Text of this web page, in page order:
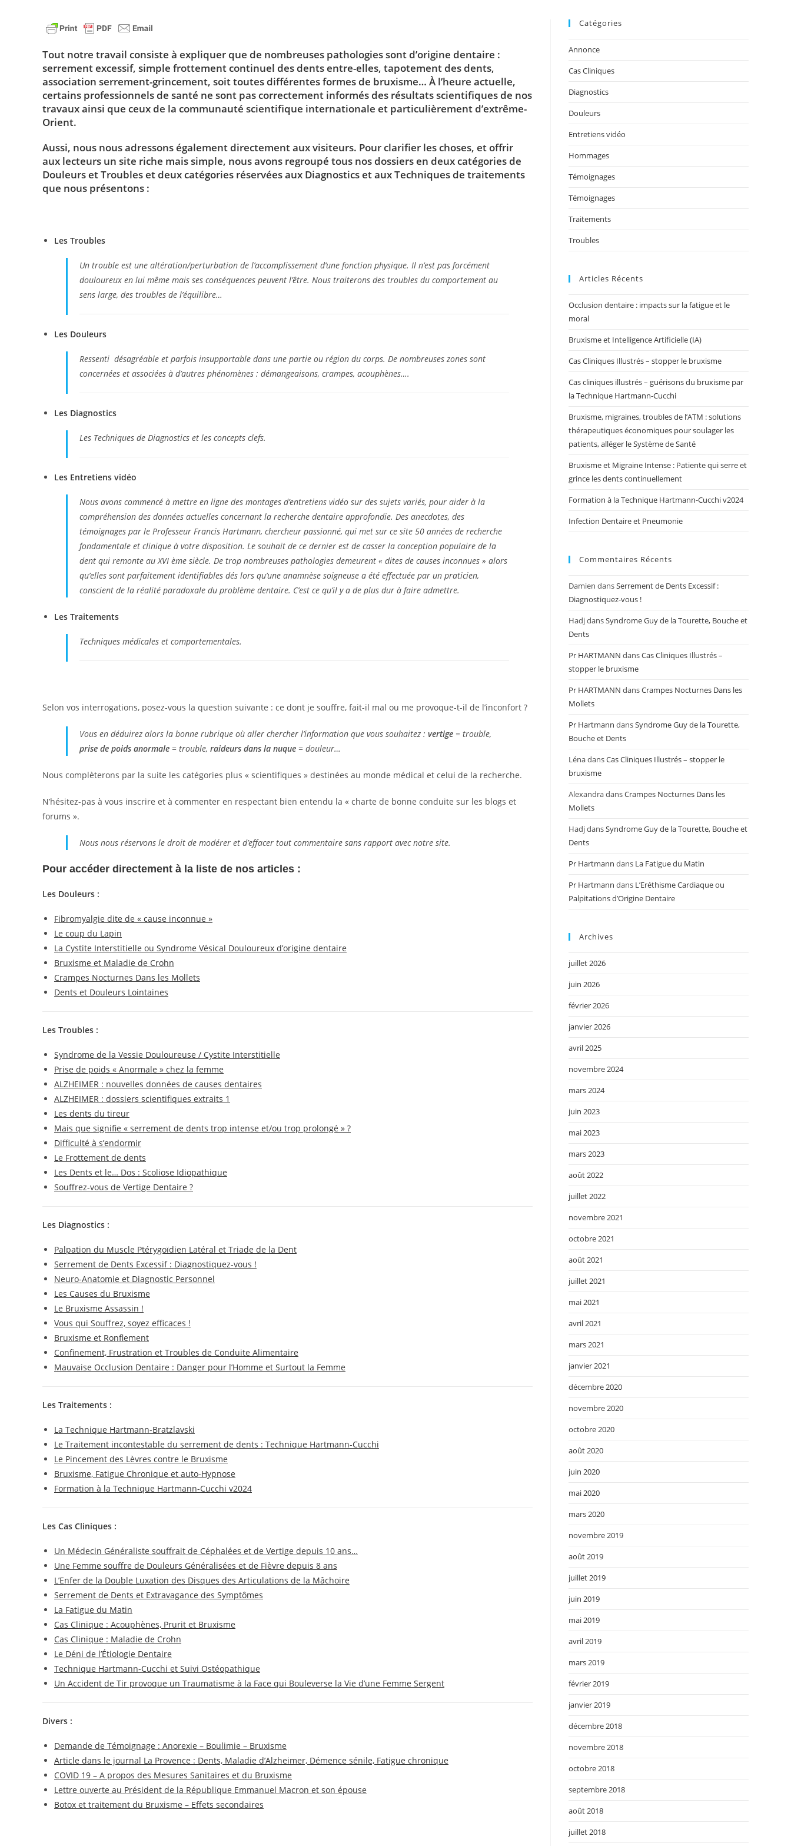
Tout notre travail consiste à expliquer que de nombreuses pathologies sont d’origine dentaire :
serrement excessif, simple frottement continuel des dents entre-elles, tapotement des dents,
association serrement-grincement, soit toutes différentes formes de bruxisme… À l’heure actuelle,
certains professionnels de santé ne sont pas correctement informés des résultats scientifiques de nos
travaux ainsi que ceux de la communauté scientifique internationale et particulièrement d’extrême-
Orient.
Aussi, nous nous adressons également directement aux visiteurs. Pour clarifier les choses, et offrir
aux lecteurs un site riche mais simple, nous avons regroupé tous nos dossiers en deux catégories de
Douleurs et Troubles et deux catégories réservées aux Diagnostics et aux Techniques de traitements
que nous présentons :
Les Troubles
Un trouble est une altération/perturbation de l’accomplissement d’une fonction physique. Il n’est pas forcément
douloureux en lui même mais ses conséquences peuvent l’être. Nous traiterons des troubles du comportement au
sens large, des troubles de l’équilibre…
Les Douleurs
Ressenti désagréable et parfois insupportable dans une partie ou région du corps. De nombreuses zones sont
concernées et associées à d’autres phénomènes : démangeaisons, crampes, acouphènes….
Les Diagnostics
Les Techniques de Diagnostics et les concepts clefs.
Les Entretiens vidéo
Nous avons commencé à mettre en ligne des montages d’entretiens vidéo sur des sujets variés, pour aider à la
compréhension des données actuelles concernant la recherche dentaire approfondie. Des anecdotes, des
témoignages par le Professeur Francis Hartmann, chercheur passionné, qui met sur ce site 50 années de recherche
fondamentale et clinique à votre disposition. Le souhait de ce dernier est de casser la conception populaire de la
dent qui remonte au XVI ème siècle. De trop nombreuses pathologies demeurent « dites de causes inconnues » alors
qu’elles sont parfaitement identifiables dés lors qu’une anamnèse soigneuse a été effectuée par un praticien,
conscient de la réalité paradoxale du problème dentaire. C’est ce qu’il y a de plus dur à faire admettre.
Les Traitements
Techniques médicales et comportementales.
Selon vos interrogations, posez-vous la question suivante : ce dont je souffre, fait-il mal ou me provoque-t-il de l’inconfort ?
Vous en déduirez alors la bonne rubrique où aller chercher l’information que vous souhaitez : vertige = trouble,
prise de poids anormale = trouble, raideurs dans la nuque = douleur…
Nous complèterons par la suite les catégories plus « scientifiques » destinées au monde médical et celui de la recherche.
N’hésitez-pas à vous inscrire et à commenter en respectant bien entendu la « charte de bonne conduite sur les blogs et
forums ».
Nous nous réservons le droit de modérer et d’effacer tout commentaire sans rapport avec notre site.
Pour accéder directement à la liste de nos articles :
Les Douleurs :
Fibromyalgie dite de « cause inconnue »
Le coup du Lapin
La Cystite Interstitielle ou Syndrome Vésical Douloureux d’origine dentaire
Bruxisme et Maladie de Crohn
Crampes Nocturnes Dans les Mollets
Dents et Douleurs Lointaines
Les Troubles :
Syndrome de la Vessie Douloureuse / Cystite Interstitielle
Prise de poids « Anormale » chez la femme
ALZHEIMER : nouvelles données de causes dentaires
ALZHEIMER : dossiers scientifiques extraits 1
Les dents du tireur
Mais que signifie « serrement de dents trop intense et/ou trop prolongé » ?
Difficulté à s’endormir
Le Frottement de dents
Les Dents et le… Dos : Scoliose Idiopathique
Souffrez-vous de Vertige Dentaire ?
Les Diagnostics :
Palpation du Muscle Ptérygoïdien Latéral et Triade de la Dent
Serrement de Dents Excessif : Diagnostiquez-vous !
Neuro-Anatomie et Diagnostic Personnel
Les Causes du Bruxisme
Le Bruxisme Assassin !
Vous qui Souffrez, soyez efficaces !
Bruxisme et Ronflement
Confinement, Frustration et Troubles de Conduite Alimentaire
Mauvaise Occlusion Dentaire : Danger pour l’Homme et Surtout la Femme
Les Traitements :
La Technique Hartmann-Bratzlavski
Le Traitement incontestable du serrement de dents : Technique Hartmann-Cucchi
Le Pincement des Lèvres contre le Bruxisme
Bruxisme, Fatigue Chronique et auto-Hypnose
Formation à la Technique Hartmann-Cucchi v2024
Les Cas Cliniques :
Un Médecin Généraliste souffrait de Céphalées et de Vertige depuis 10 ans…
Une Femme souffre de Douleurs Généralisées et de Fièvre depuis 8 ans
L’Enfer de la Double Luxation des Disques des Articulations de la Mâchoire
Serrement de Dents et Extravagance des Symptômes
La Fatigue du Matin
Cas Clinique : Acouphènes, Prurit et Bruxisme
Cas Clinique : Maladie de Crohn
Le Déni de l’Étiologie Dentaire
Technique Hartmann-Cucchi et Suivi Ostéopathique
Un Accident de Tir provoque un Traumatisme à la Face qui Bouleverse la Vie d’une Femme Sergent
Divers :
Demande de Témoignage : Anorexie – Boulimie – Bruxisme
Article dans le journal La Provence : Dents, Maladie d’Alzheimer, Démence sénile, Fatigue chronique
COVID 19 – A propos des Mesures Sanitaires et du Bruxisme
Lettre ouverte au Président de la République Emmanuel Macron et son épouse
Botox et traitement du Bruxisme – Effets secondaires
Catégories
Annonce
Cas Cliniques
Diagnostics
Douleurs
Entretiens vidéo
Hommages
Témoignages
Témoignages
Traitements
Troubles
Articles Récents
Occlusion dentaire : impacts sur la fatigue et le
moral
Bruxisme et Intelligence Artificielle (IA)
Cas Cliniques Illustrés – stopper le bruxisme
Cas cliniques illustrés – guérisons du bruxisme par
la Technique Hartmann-Cucchi
Bruxisme, migraines, troubles de l’ATM : solutions
thérapeutiques économiques pour soulager les
patients, alléger le Système de Santé
Bruxisme et Migraine Intense : Patiente qui serre et
grince les dents continuellement
Formation à la Technique Hartmann-Cucchi v2024
Infection Dentaire et Pneumonie
Commentaires Récents
Damien dansSerrement de Dents Excessif :
Diagnostiquez-vous !
HadjdansSyndrome Guy de la Tourette, Bouche et
Dents
Pr HARTMANN dansCas Cliniques Illustrés –
stopper le bruxisme
Pr HARTMANN dansCrampes Nocturnes Dans les
Mollets
Pr Hartmann dansSyndrome Guy de la Tourette,
Bouche et Dents
LénadansCas Cliniques Illustrés – stopper le
bruxisme
AlexandradansCrampes Nocturnes Dans les
Mollets
HadjdansSyndrome Guy de la Tourette, Bouche et
Dents
Pr Hartmann dans La Fatigue du Matin
Pr Hartmann dans L’Eréthisme Cardiaque ou
Palpitations d’Origine Dentaire
Archives
juillet 2026
juin 2026
février 2026
janvier 2026
avril 2025
novembre 2024
mars 2024
juin 2023
mai 2023
mars 2023
août 2022
juillet 2022
novembre 2021
octobre 2021
août 2021
juillet 2021
mai 2021
avril 2021
mars 2021
janvier 2021
décembre 2020
novembre 2020
octobre 2020
août 2020
juin 2020
mai 2020
mars 2020
novembre 2019
août 2019
juillet 2019
juin 2019
mai 2019
avril 2019
mars 2019
février 2019
janvier 2019
décembre 2018
novembre 2018
octobre 2018
septembre 2018
août 2018
juillet 2018